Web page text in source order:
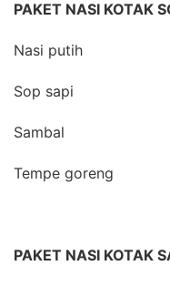
PAKET NASI KOTAK
Nasi putih
Sop sapi
Sambal
Tempe goreng
PAKET NASI KOTAK